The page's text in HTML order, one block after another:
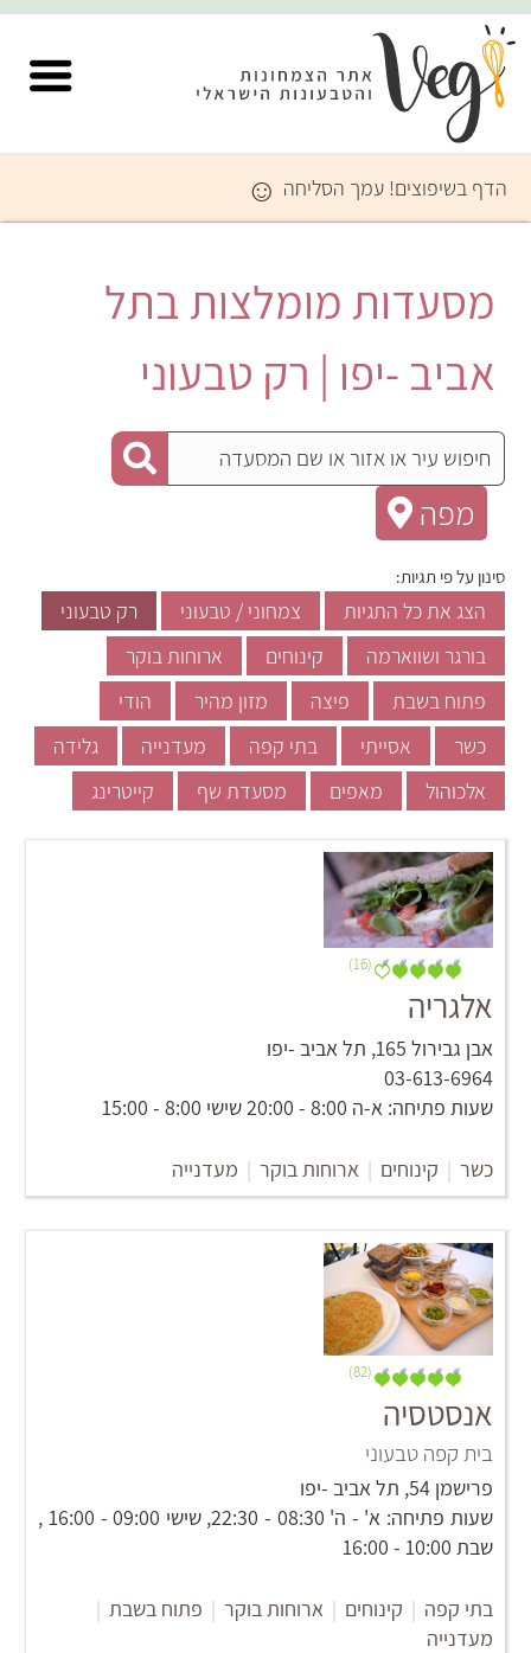
הדף בשיפוצים! עמך הסליחה ☺
מסעדות מומלצות בתל
אביב -יפו | רק טבעוני
מפה
סינון על פי תגיות:
הצג את כל התגיות צמחוני / טבעוני
רק טבעוני
בורגר ושווארמה
קינוחים
ארוחות בוקר
פתוח בשבת
פיצה מזון מהיר
הודי
כשר
אסייתי בתי קפה מעדנייה
גלידה
אלכוהול
מאפים מסעדת שף קייטרינג
(16)
אלגריה
אבן גבירול 165, תל אביב -יפו
03-613-6964
שעות פתיחה: א-ה 8:00 - 20:00 שישי 8:00 - 15:00
כשר | קינוחים | ארוחות בוקר | מעדנייה
(82)
אנסטסיה
בית קפה טבעוני
פרישמן 54, תל אביב -יפו
שעות פתיחה: א' - ה' 08:30 - 22:30, שישי 09:00 - 16:00 ,
שבת 10:00 - 16:00
בתי קפה | קינוחים | ארוחות בוקר | פתוח בשבת |
מעדנייה